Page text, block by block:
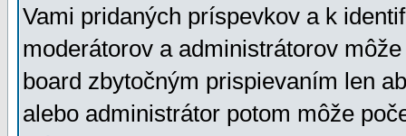
Vami pridaných príspevkov a k
moderátorov a administrátorov
board zbytočným prispievaním len
alebo administrátor potom môže